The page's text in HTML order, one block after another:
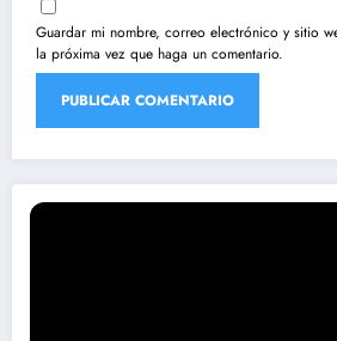
Guardar mi nombre, correo electrónico y sitio
la próxima vez que haga un comentario.